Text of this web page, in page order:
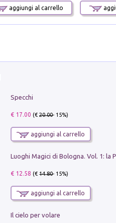
aggiungi al carrello
Specchi
€ 17.00 (€20.00- 15%)
aggiungi al carrello
€ 12.58 (€14.80- 15%)
aggiungi al carrello
Il cielo per volare